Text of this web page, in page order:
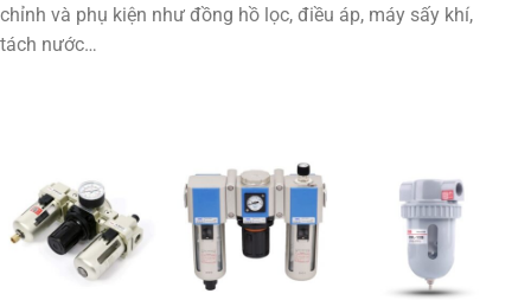
chỉnh và phụ kiện như đồng hồ lọc, điều áp, máy sấy khí,
tách nước…